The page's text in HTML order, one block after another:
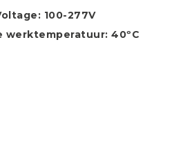
100-277V
werktemperatuur: 40ºC